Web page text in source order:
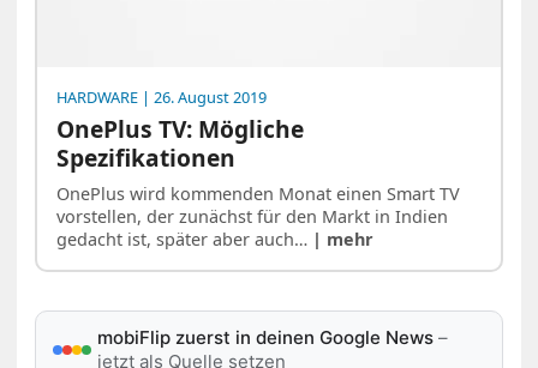
HARDWARE | 26. August 2019
OnePlus TV: Mögliche
Spezifikationen
OnePlus wird kommenden Monat einen Smart TV
vorstellen, der zunächst für den Markt in Indien
gedacht ist, später aber auch… | mehr
mobiFlip zuerst in deinen Google News –
jetzt als Quelle setzen